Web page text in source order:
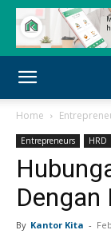
Home
Entrepreneurs HRD
Dengan
By Kantor Kita -